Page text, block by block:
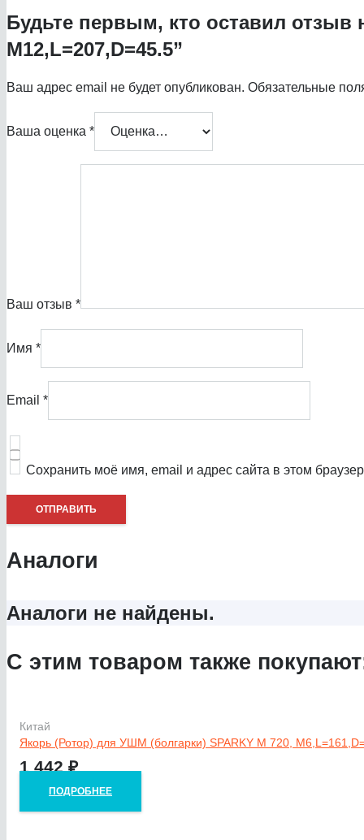
Будьте первым, кто оставил отзыв
М12,L=207,D=45.5”
Ваш адрес email не будет опубликован. Обязательные
Ваша оценка *
Ваш отзыв *
Имя *
Email *
Сохранить моё имя, email и адрес сайта в этом
Аналоги
Аналоги не найдены.
С этим товаром также
Китай
Якорь (Ротор) для УШМ (болгарки) SPARKY M 720,
1 442₽
ПОДРОБНЕЕ